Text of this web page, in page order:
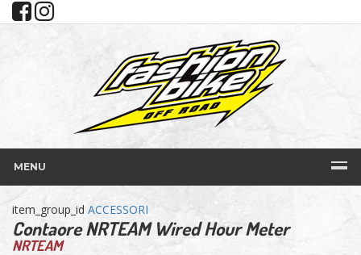
MENU
item_group_id ACCESSORI
Contaore NRTEAM Wired Hour Meter
NRTEAM